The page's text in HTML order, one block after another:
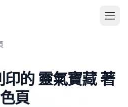
印的 靈氣寶藏 著
色頁